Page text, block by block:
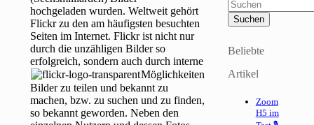
hochgeladen wurden. Weltweit gehört
Flickr zu den am häufigsten besuchten
Seiten im Internet. Flickr ist nicht nur
durch die unzähligen Bilder so
erfolgreich, sondern auch durch interne
Möglichkeiten
Bilder zu teilen und bekannt zu
machen, bzw. zu suchen und zu finden,
so bekannt geworden. Neben den
Beliebte
Artikel
Zoom
H5 im